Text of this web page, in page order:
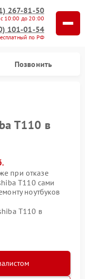
267-81-50
10:00 до 20:00
101-01-54
по РФ
Позвонить
T110 в
при отказе
T110 сами
ноутбуков
T110 в